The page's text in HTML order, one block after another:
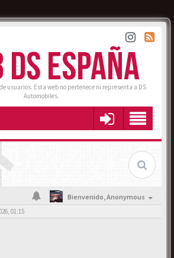
DS ESPAÑA
usuarios. Esta web no pertenece ni representa a DS
Automobiles.
Bienvenido,Anonymous
01:15